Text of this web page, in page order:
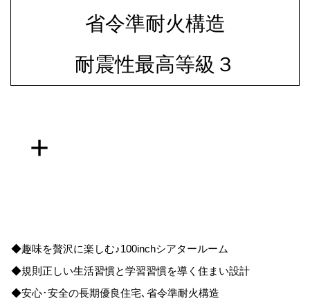
省令準耐火構造
耐震性最高等級３
+
◆趣味を贅沢に楽しむ♪100inchシアタールーム
◆規則正しい生活習慣と学習習慣を導く住まい設計
◆安心･安全の長期優良住宅､省令準耐火構造